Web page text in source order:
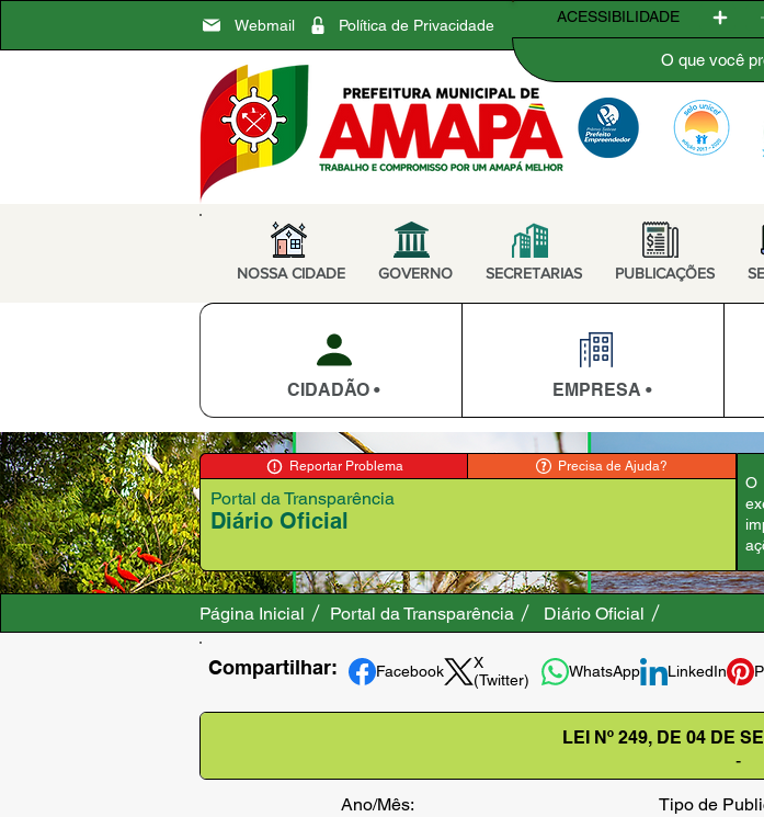
Webmail Política de Privacidade ACESSIBILIDADE
NOSSA CIDADE GOVERNO SECRETARIAS PUBLICAÇÕES
CIDADÃO • EMPRESA •
Reportar Problema Precisa de Ajuda?
Diário Oficial
Portal da Transparência
O
Página Inicial Portal da Transparência Diário Oficial
Compartilhar: Facebook
X
(Twitter)
WhatsApp LinkedIn
LEI Nº 249, DE 04 DE
-
Ano/Mês:
Tipo de